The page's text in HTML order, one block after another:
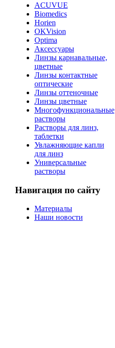
ACUVUE
Biomedics
Horien
OKVision
Optima
Аксессуары
Линзы карнавальные,
цветные
Линзы контактные
оптические
Линзы оттеночные
Линзы цветные
Многофункциональные
растворы
Растворы для линз,
таблетки
Увлажняющие капли
для линз
Универсальные
растворы
Навигация по сайту
Материалы
Наши новости